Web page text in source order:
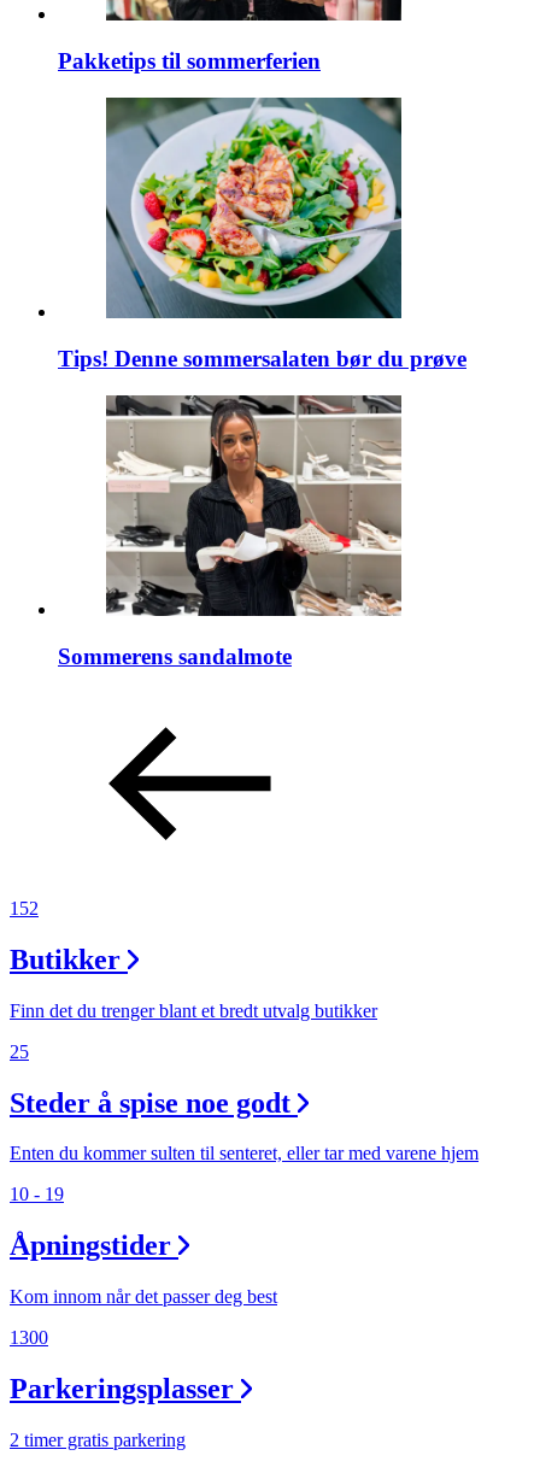
Pakketips til sommerferien
Tips! Denne sommersalaten bør du prøve
Sommerens sandalmote
152
Butikker
Finn det du trenger blant et bredt utvalg butikker
25
Steder å spise noe godt
Enten du kommer sulten til senteret, eller tar med varene hjem
10 - 19
Åpningstider
Kom innom når det passer deg best
1300
Parkeringsplasser
2 timer gratis parkering